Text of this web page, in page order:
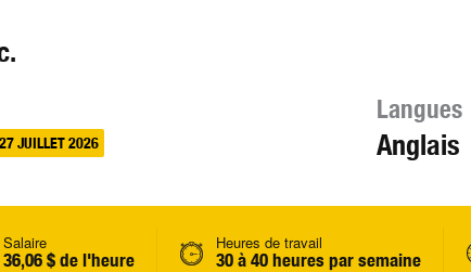
JUILLET 2026
Langues
Anglais
Salaire
36,06 $ de l'heure
Heures de travail
30 à 40 heures par semaine